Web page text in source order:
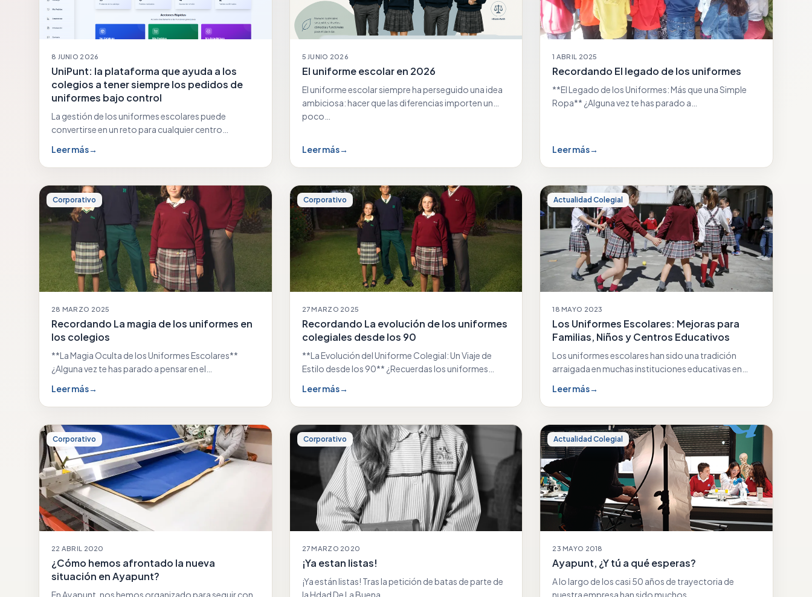
8 JUNIO 2026
UniPunt: la plataforma que ayuda a los
colegios a tener siempre los pedidos de
uniformes bajo control
La gestión de los uniformes escolares puede
convertirse en un reto para cualquier centro
Leer más→
5 JUNIO 2026
El uniforme escolar en 2026
El uniforme escolar siempre ha perseguido una idea
ambiciosa: hacer que las diferencias importen un
poco…
Leer más→
1 ABRIL 2025
Recordando El legado de los uniformes
**El Legado de los Uniformes: Más que una Simple
Ropa** ¿Alguna vez te has parado a…
Leer más→
Corporativo
28 MARZO 2025
Recordando La magia de los uniformes en
los colegios
**La Magia Oculta de los Uniformes Escolares**
¿Alguna vez te has parado a pensar en el…
Leer más→
Corporativo
27 MARZO 2025
Recordando La evolución de los uniformes
colegiales desde los 90
**La Evolución del Uniforme Colegial: Un Viaje de
Estilo desde los 90** ¿Recuerdas los uniformes
Leer más→
Actualidad Colegial
18 MAYO 2023
Los Uniformes Escolares: Mejoras para
Familias, Niños y Centros Educativos
Los uniformes escolares han sido una tradición
arraigada en muchas instituciones educativas en
Leer más→
Corporativo
22 ABRIL 2020
¿Cómo hemos afrontado la nueva
situación en Ayapunt?
En Ayapunt, nos hemos organizado para seguir con
Corporativo
27 MARZO 2020
¡Ya estan listas!
¡Ya están listas! Tras la petición de batas de parte de
la Hdad De La Buena…
Actualidad Colegial
23 MAYO 2018
Ayapunt, ¿Y tú a qué esperas?
A lo largo de los casi 50 años de trayectoria de
nuestra empresa han sido muchos…